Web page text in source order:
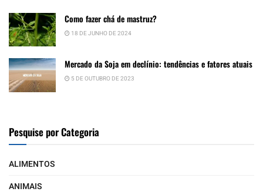
Como fazer chá de mastruz?
18 DE JUNHO DE 2024
Mercado da Soja em declínio: tendências e fatores atuais
5 DE OUTUBRO DE 2023
Pesquise por Categoria
ALIMENTOS
ANIMAIS